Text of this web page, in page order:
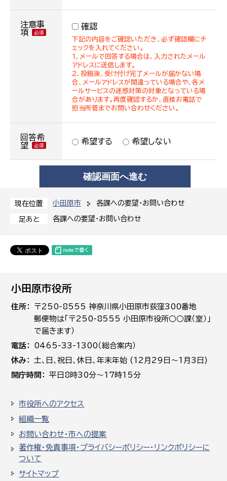
現在位置 小田原市 各課への要望・お問い合わせ
足あと 各課への要望・お問い合わせ
注意事
項
確認
下記の内容をご確認いただき、必ず確認欄にチ
ェックを入れてください。
１．メールで回答する場合は、入力されたメール
アドレスに送信します。
２．投稿後、受け付け完了メールが届かない場
合、メールアドレスが間違っている場合や、各メ
ールサービスの迷惑対策の対象となっている場
合があります。再度確認するか、直接お電話で
担当所管までお問い合わせください。
回答希
望
希望する 希望しない
小田原市役所
住所
〒250-8555 神奈川県小田原市荻窪300番地
郵便物は「〒250-8555 小田原市役所○○課（室）」
で届きます）
電話
0465-33-1300（総合案内）
休み
土､日､祝日、休日、年末年始 (12月29日～1月3日)
開庁時間
平日8時30分～17時15分
市役所へのアクセス
組織一覧
お問い合わせ・市への提案
著作権・免責事項・プライバシーポリシー・リンクポリシーに
ついて
サイトマップ